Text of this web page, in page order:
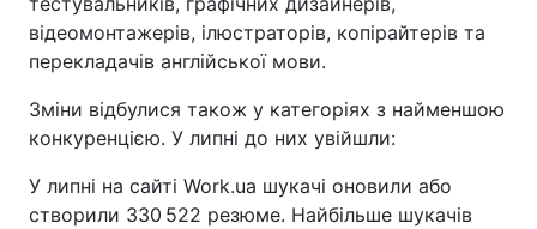
відеомонтажерів, ілюстраторів, копірайтерів та
перекладачів англійської мови.
Зміни відбулися також у категоріях з найменшою
конкуренцією. У липні до них увійшли:
У липні на сайті Work.ua шукачі оновили або
створили 330 522 резюме. Найбільше шукачів